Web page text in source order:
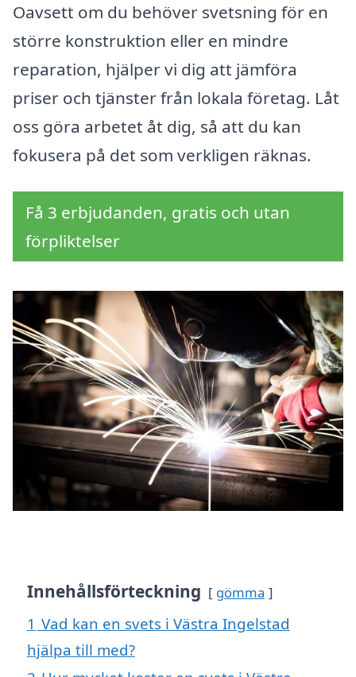
Oavsett om du behöver svetsning för en
större konstruktion eller en mindre
reparation, hjälper vi dig att jämföra
priser och tjänster från lokala företag. Låt
oss göra arbetet åt dig, så att du kan
fokusera på det som verkligen räknas.
Få 3 erbjudanden, gratis och utan
förpliktelser
Innehållsförteckning gömma
1 Vad kan en svets i Västra Ingelstad
hjälpa till med?